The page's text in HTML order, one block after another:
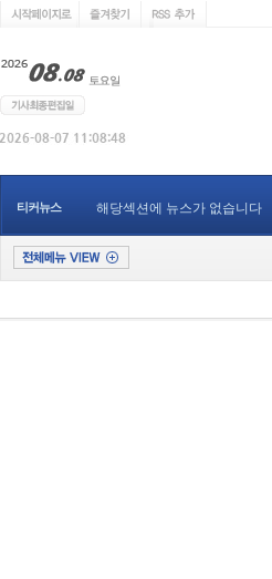
티커뉴스 해당섹션에 뉴스가 없습니다